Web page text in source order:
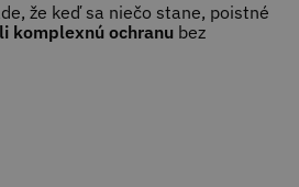
že keď sa niečo stane, poistné
komplexnú ochranu bez